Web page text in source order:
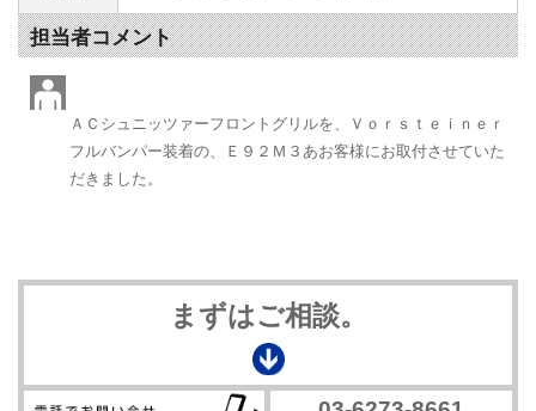
担当者コメント
ＡＣシュニッツァーフロントグリルを、Ｖｏｒｓｔｅｉｎｅｒ
フルバンパー装着の、Ｅ９２Ｍ３あお客様にお取付させていた
だきました。
まずはご相談。